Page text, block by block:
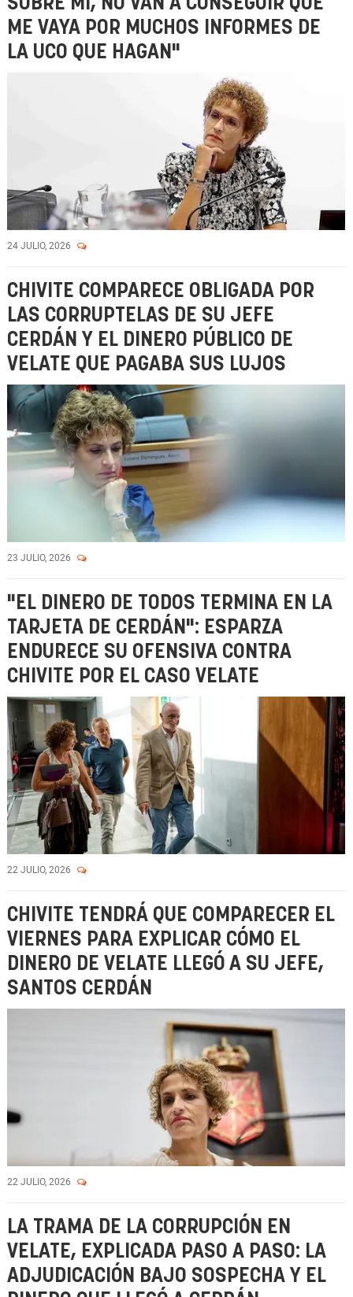
ME VAYA POR MUCHOS INFORMES DE
LA UCO QUE HAGAN"
24 JULIO, 2026
CHIVITE COMPARECE OBLIGADA POR
LAS CORRUPTELAS DE SU JEFE
CERDÁN Y EL DINERO PÚBLICO DE
VELATE QUE PAGABA SUS LUJOS
23 JULIO, 2026
"EL DINERO DE TODOS TERMINA EN LA
TARJETA DE CERDÁN": ESPARZA
ENDURECE SU OFENSIVA CONTRA
CHIVITE POR EL CASO VELATE
22 JULIO, 2026
CHIVITE TENDRÁ QUE COMPARECER EL
VIERNES PARA EXPLICAR CÓMO EL
DINERO DE VELATE LLEGÓ A SU JEFE,
SANTOS CERDÁN
22 JULIO, 2026
LA TRAMA DE LA CORRUPCIÓN EN
VELATE, EXPLICADA PASO A PASO: LA
ADJUDICACIÓN BAJO SOSPECHA Y EL